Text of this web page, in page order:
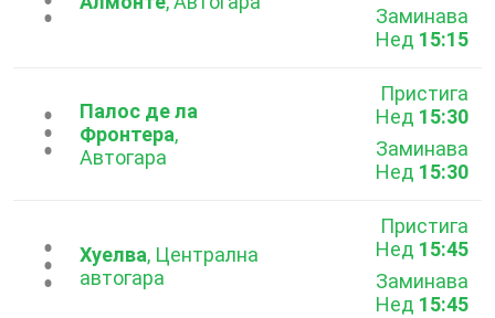
Заминава
Нед 15:15
...Палос де ла
Фронтера,
Автогара
Пристига
Нед 15:30
Заминава
Нед 15:30
...Хуелва, Централна
автогара
Пристига
Нед 15:45
Заминава
Нед 15:45